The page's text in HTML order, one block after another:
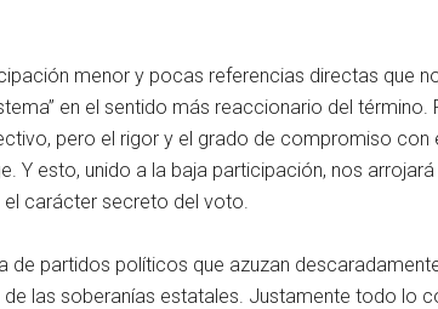
menor y pocas referencias directas que
en el sentido más reaccionario del término.
pero el rigor y el grado de compromiso con
Y esto, unido a la baja participación, nos arrojará
carácter secreto del voto.
de partidos políticos que azuzan
las soberanías estatales. Justamente todo lo